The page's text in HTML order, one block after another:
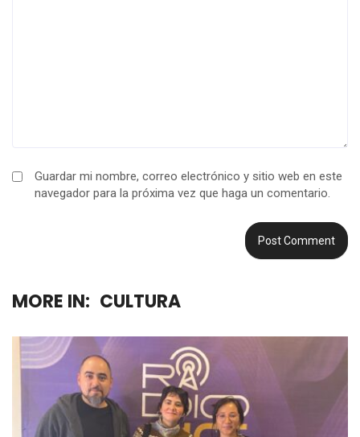
Guardar mi nombre, correo electrónico y sitio web en este
navegador para la próxima vez que haga un comentario.
MORE IN: CULTURA